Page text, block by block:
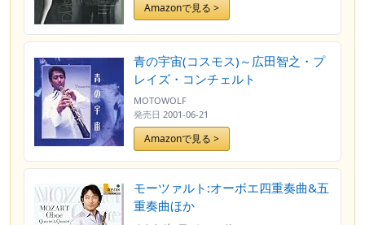
Amazonで見る >
青の宇宙(コスモス)～広田智之・プ
レイズ・コンチェルト
MOTOWOLF
発売日 2001-06-21
Amazonで見る >
モーツァルト:オーボエ四重奏曲&五
重奏曲ほか